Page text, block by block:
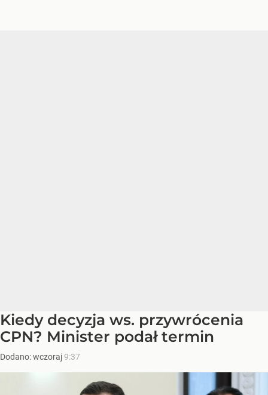
Kiedy decyzja ws. przywrócenia
CPN? Minister podał termin
Dodano:wczoraj9:37